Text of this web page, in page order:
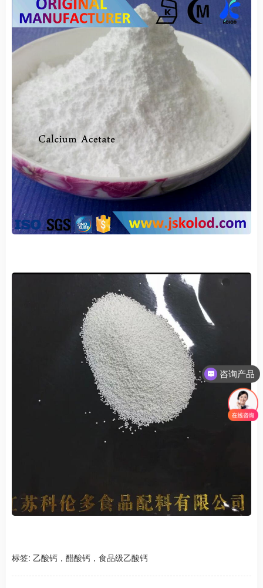
标签: 乙酸钙，醋酸钙，食品级乙酸钙
咨询产品
咨询江苏科伦多